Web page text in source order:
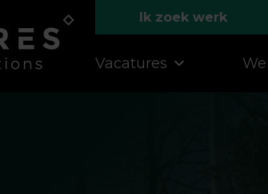
Ik zoek werk
Vacatures